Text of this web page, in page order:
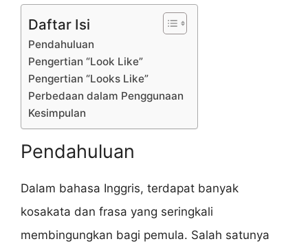
Daftar Isi
Pendahuluan
Pengertian “Look Like”
Pengertian “Looks Like”
Perbedaan dalam Penggunaan
Kesimpulan
Pendahuluan
Dalam bahasa Inggris, terdapat banyak
kosakata dan frasa yang seringkali
membingungkan bagi pemula. Salah satunya